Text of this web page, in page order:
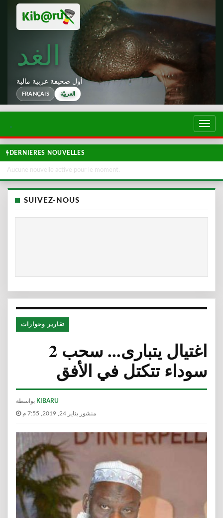
الغد
أول صحيفة عربية مالية
FRANÇAIS العربيّة
تبديل
DERNIERES NOUVELLES
Aucune nouvelle active pour le moment.
SUIVEZ-NOUS
تقارير وحوارات
2 اغتيال يتبارى... سحب
سوداء تتكتل في الأفق
KIBARU
منشور يناير 24, 2019, 7:55 م